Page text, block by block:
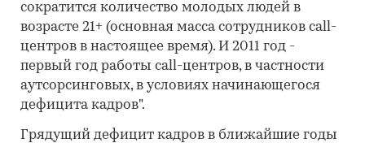
сократится количество молодых людей в
возрасте 21+ (основная масса сотрудников call-
центров в настоящее время). И 2011 год -
первый год работы call-центров, в частности
аутсорсинговых, в условиях начинающегося
дефицита кадров".
Грядущий дефицит кадров в ближайшие годы